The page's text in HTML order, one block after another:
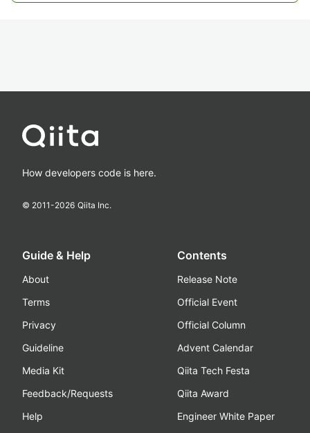
How developers code is here.
© 2011-2026 Qiita Inc.
Guide & Help
About
Terms
Privacy
Guideline
Media Kit
Feedback/Requests
Help
Contents
Release Note
Official Event
Official Column
Advent Calendar
Qiita Tech Festa
Qiita Award
Engineer White Paper